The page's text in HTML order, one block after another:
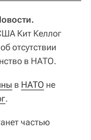
Кит Келлог
об отсутствии
в НАТО.
в НАТО не
.
частью